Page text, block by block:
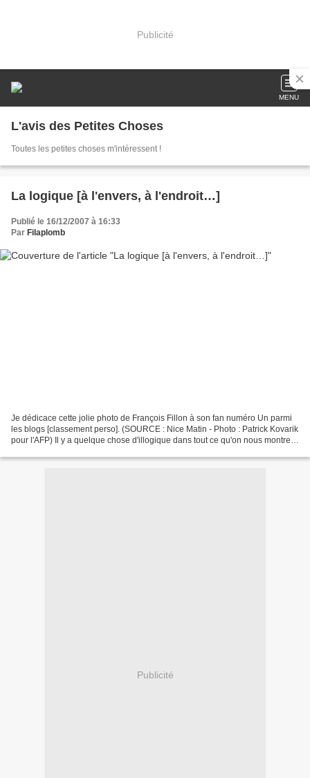
Publicité
MENU
L'avis des Petites Choses
Toutes les petites choses m'intéressent !
La logique [à l'envers, à l'endroit…]
Publié le 16/12/2007 à 16:33
Par Filaplomb
Je dédicace cette jolie photo de François Fillon à son fan numéro Un parmi
les blogs [classement perso]. (SOURCE : Nice Matin - Photo : Patrick Kovarik
pour l'AFP) Il y a quelque chose d'illogique dans tout ce qu'on nous montre.
Publicité